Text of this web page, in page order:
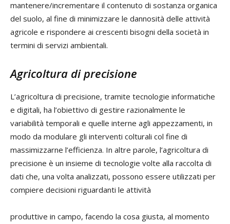
mantenere/incrementare il contenuto di sostanza organica
del suolo, al fine di minimizzare le dannosità delle attività
agricole e rispondere ai crescenti bisogni della società in
termini di servizi ambientali.
Agricoltura di precisione
L’agricoltura di precisione, tramite tecnologie informatiche
e digitali, ha l’obiettivo di gestire razionalmente le
variabilità temporali e quelle interne agli appezzamenti, in
modo da modulare gli interventi colturali col fine di
massimizzarne l’efficienza. In altre parole, l’agricoltura di
precisione è un insieme di tecnologie volte alla raccolta di
dati che, una volta analizzati, possono essere utilizzati per
compiere decisioni riguardanti le attività
produttive in campo, facendo la cosa giusta, al momento